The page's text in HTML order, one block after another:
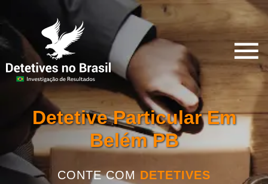
Detetive Particular Em
Belém PB
CONTE COM DETETIVES